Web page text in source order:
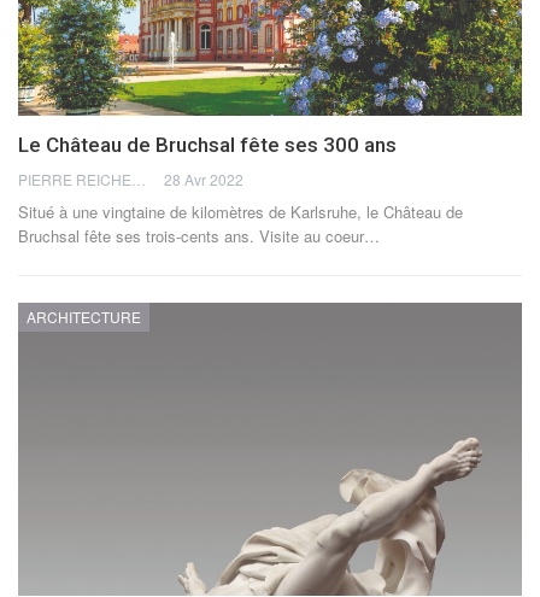
Le Château de Bruchsal fête ses 300 ans
PIERRE REICHERT 28 Avr 2022
Situé à une vingtaine de kilomètres de Karlsruhe, le Château de
Bruchsal fête ses trois-cents ans. Visite au coeur…
ARCHITECTURE